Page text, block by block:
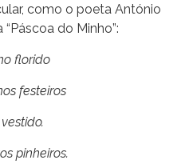
como o poeta António
do Minho”:
florido
festeiros
pinheiros.